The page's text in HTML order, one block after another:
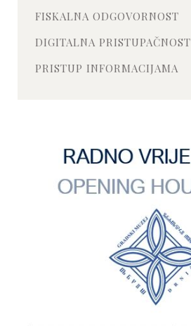
FISKALNA ODGOVORNOST
DIGITALNA PRISTUPAČNOST
PRISTUP INFORMACIJAMA